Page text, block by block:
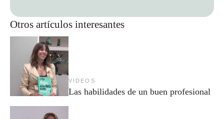
Otros artículos interesantes
VIDEOS
Las habilidades de un buen profesional